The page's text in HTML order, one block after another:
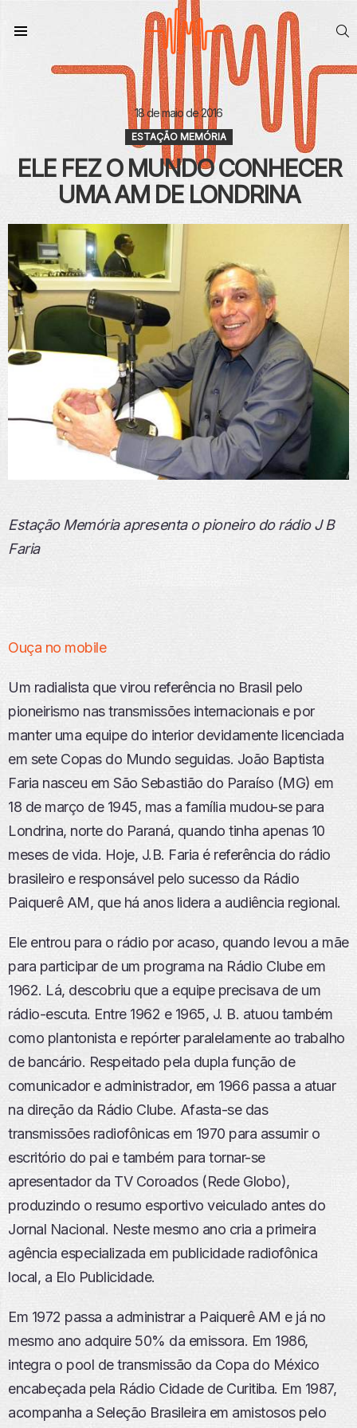
18 de maio de 2016
ESTAÇÃO MEMÓRIA
ELE FEZ O MUNDO CONHECER
UMA AM DE LONDRINA
Estação Memória apresenta o pioneiro do rádio J B
Faria
Ouça no mobile
Um radialista que virou referência no Brasil pelo
pioneirismo nas transmissões internacionais e por
manter uma equipe do interior devidamente licenciada
em sete Copas do Mundo seguidas. João Baptista
Faria nasceu em São Sebastião do Paraíso (MG) em
18 de março de 1945, mas a família mudou-se para
Londrina, norte do Paraná, quando tinha apenas 10
meses de vida. Hoje, J.B. Faria é referência do rádio
brasileiro e responsável pelo sucesso da Rádio
Paiquerê AM, que há anos lidera a audiência regional.
Ele entrou para o rádio por acaso, quando levou a mãe
para participar de um programa na Rádio Clube em
1962. Lá, descobriu que a equipe precisava de um
rádio-escuta. Entre 1962 e 1965, J. B. atuou também
como plantonista e repórter paralelamente ao trabalho
de bancário. Respeitado pela dupla função de
comunicador e administrador, em 1966 passa a atuar
na direção da Rádio Clube. Afasta-se das
transmissões radiofônicas em 1970 para assumir o
escritório do pai e também para tornar-se
apresentador da TV Coroados (Rede Globo),
produzindo o resumo esportivo veiculado antes do
Jornal Nacional. Neste mesmo ano cria a primeira
agência especializada em publicidade radiofônica
local, a Elo Publicidade.
Em 1972 passa a administrar a Paiquerê AM e já no
mesmo ano adquire 50% da emissora. Em 1986,
integra o pool de transmissão da Copa do México
encabeçada pela Rádio Cidade de Curitiba. Em 1987,
acompanha a Seleção Brasileira em amistosos pelo